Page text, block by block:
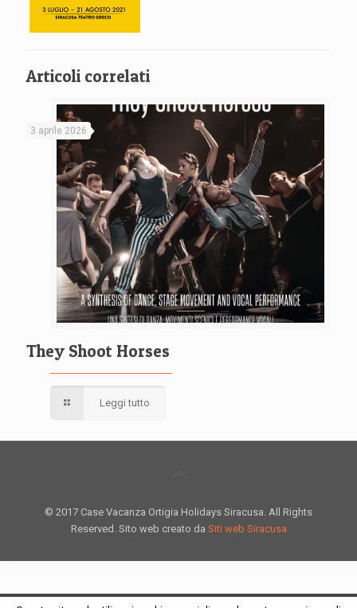
Articoli correlati
3 aprile 2026
They Shoot Horses
Leggi tutto
© 2017 Case Vacanza Ortigia Holidays Siracusa. All Rights
Reserved. Sito web creato da Siti web Siracusa